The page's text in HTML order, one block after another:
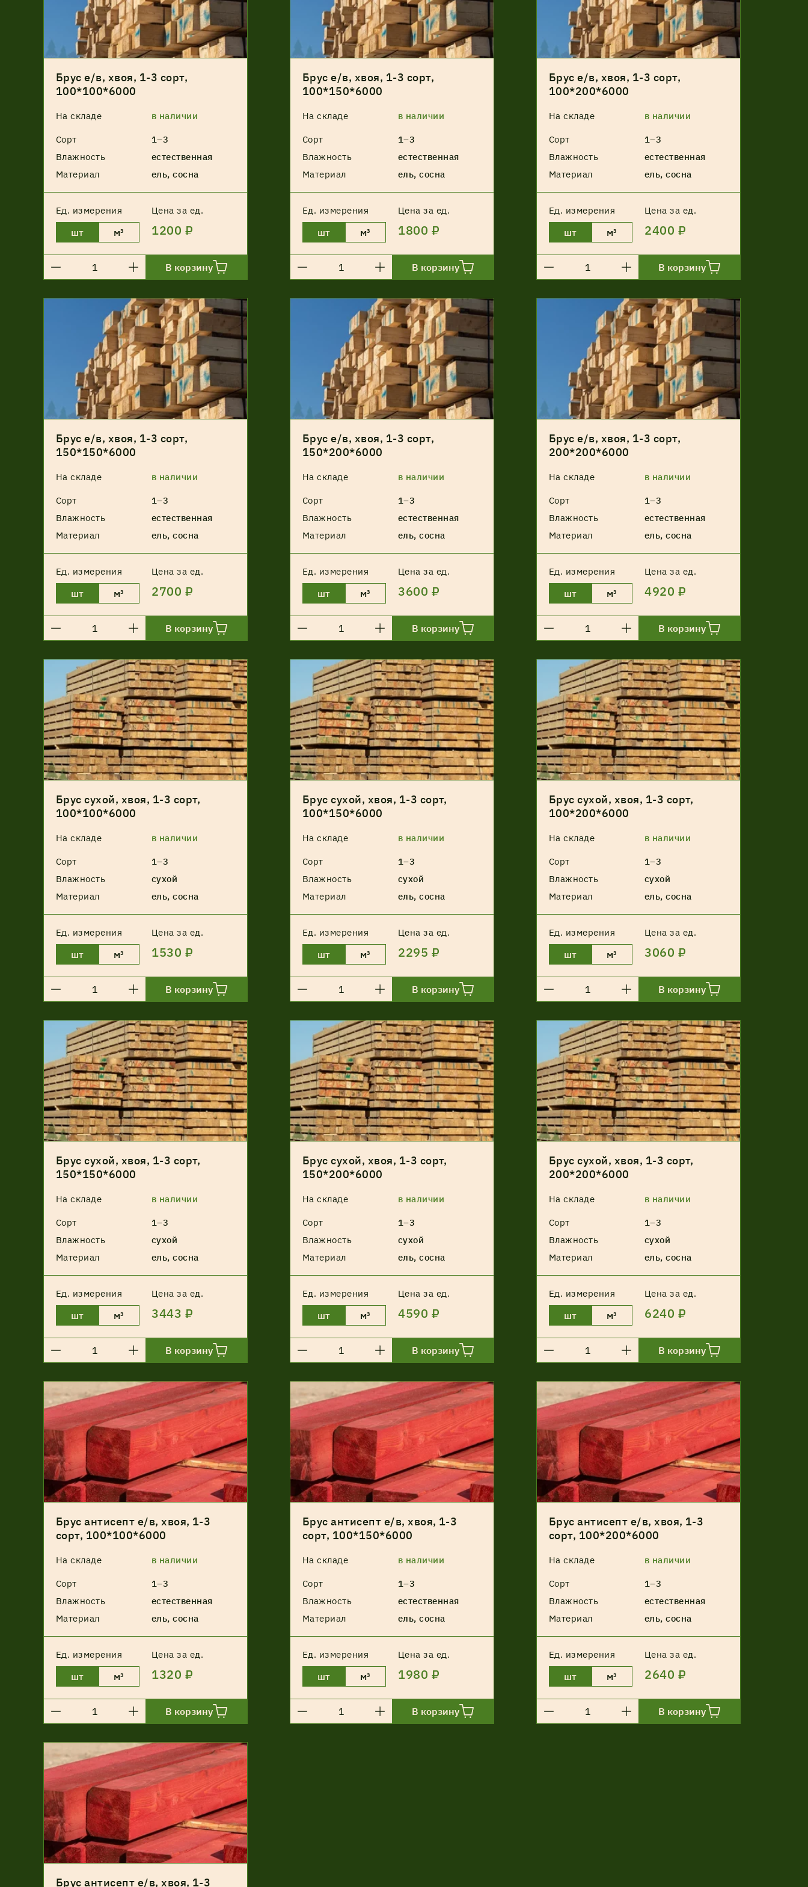
Имитация бруса
Крашеная продукция
Рейка
Фасадная доска
Брус е/в, хвоя, 1-3 сорт,
100*100*6000
На складе в наличии
Сорт
1–3
Влажность
естественная
Материал
ель, сосна
Ед. измерения Цена за ед.
шт м³ 1200 ₽
В корзину
Брус е/в, хвоя, 1-3 сорт,
100*150*6000
На складе в наличии
Сорт
1–3
Влажность
естественная
Материал
ель, сосна
Ед. измерения Цена за ед.
шт м³ 1800 ₽
В корзину
Брус е/в, хвоя, 1-3 сорт,
100*200*6000
На складе в наличии
Сорт
1–3
Влажность
естественная
Материал
ель, сосна
Ед. измерения Цена за ед.
шт м³ 2400 ₽
В корзину
Брус е/в, хвоя, 1-3 сорт,
150*150*6000
На складе в наличии
Сорт
1–3
Влажность
естественная
Материал
ель, сосна
Ед. измерения Цена за ед.
шт м³ 2700 ₽
В корзину
Брус е/в, хвоя, 1-3 сорт,
150*200*6000
На складе в наличии
Сорт
1–3
Влажность
естественная
Материал
ель, сосна
Ед. измерения Цена за ед.
шт м³ 3600 ₽
В корзину
Брус е/в, хвоя, 1-3 сорт,
200*200*6000
На складе в наличии
Сорт
1–3
Влажность
естественная
Материал
ель, сосна
Ед. измерения Цена за ед.
шт м³ 4920 ₽
В корзину
Брус сухой, хвоя, 1-3 сорт,
100*100*6000
На складе в наличии
Сорт
1–3
Влажность
сухой
Материал
ель, сосна
Ед. измерения Цена за ед.
шт м³ 1530 ₽
В корзину
Брус сухой, хвоя, 1-3 сорт,
100*150*6000
На складе в наличии
Сорт
1–3
Влажность
сухой
Материал
ель, сосна
Ед. измерения Цена за ед.
шт м³ 2295 ₽
В корзину
Брус сухой, хвоя, 1-3 сорт,
100*200*6000
На складе в наличии
Сорт
1–3
Влажность
сухой
Материал
ель, сосна
Ед. измерения Цена за ед.
шт м³ 3060 ₽
В корзину
Брус сухой, хвоя, 1-3 сорт,
150*150*6000
На складе в наличии
Сорт
1–3
Влажность
сухой
Материал
ель, сосна
Ед. измерения Цена за ед.
шт м³ 3443 ₽
В корзину
Брус сухой, хвоя, 1-3 сорт,
150*200*6000
На складе в наличии
Сорт
1–3
Влажность
сухой
Материал
ель, сосна
Ед. измерения Цена за ед.
шт м³ 4590 ₽
В корзину
Брус сухой, хвоя, 1-3 сорт,
200*200*6000
На складе в наличии
Сорт
1–3
Влажность
сухой
Материал
ель, сосна
Ед. измерения Цена за ед.
шт м³ 6240 ₽
В корзину
Брус антисепт е/в, хвоя, 1-3
сорт, 100*100*6000
На складе в наличии
Сорт
1–3
Влажность
естественная
Материал
ель, сосна
Ед. измерения Цена за ед.
шт м³ 1320 ₽
В корзину
Брус антисепт е/в, хвоя, 1-3
сорт, 100*150*6000
На складе в наличии
Сорт
1–3
Влажность
естественная
Материал
ель, сосна
Ед. измерения Цена за ед.
шт м³ 1980 ₽
В корзину
Брус антисепт е/в, хвоя, 1-3
сорт, 100*200*6000
На складе в наличии
Сорт
1–3
Влажность
естественная
Материал
ель, сосна
Ед. измерения Цена за ед.
шт м³ 2640 ₽
В корзину
Брус антисепт е/в, хвоя, 1-3
Соглашение об обработке
персональных данных